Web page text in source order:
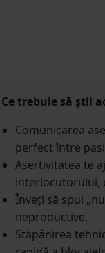
Ce trebuie să știi
Comunicarea
perfect între
Asertivitatea te
interlocutorului,
Înveți să spui
neproductive.
Stăpânirea